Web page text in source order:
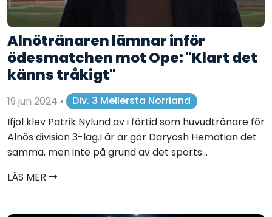
Alnötränaren lämnar inför
ödesmatchen mot Ope: "Klart det
känns tråkigt"
19 jun 2024 •
Div. 3 Mellersta Norrland
Ifjol klev Patrik Nylund av i förtid som huvudtränare för
Alnös division 3-lag.I år är gör Daryosh Hematian det
samma, men inte på grund av det sports...
LÄS MER